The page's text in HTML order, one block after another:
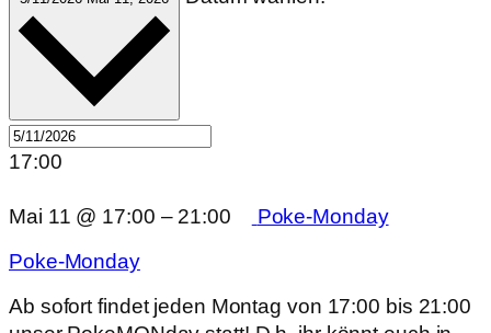
17:00
Mai 11 @ 17:00 – 21:00
Poke-Monday
Poke-Monday
Ab sofort findet jeden Montag von 17:00 bis 21:00